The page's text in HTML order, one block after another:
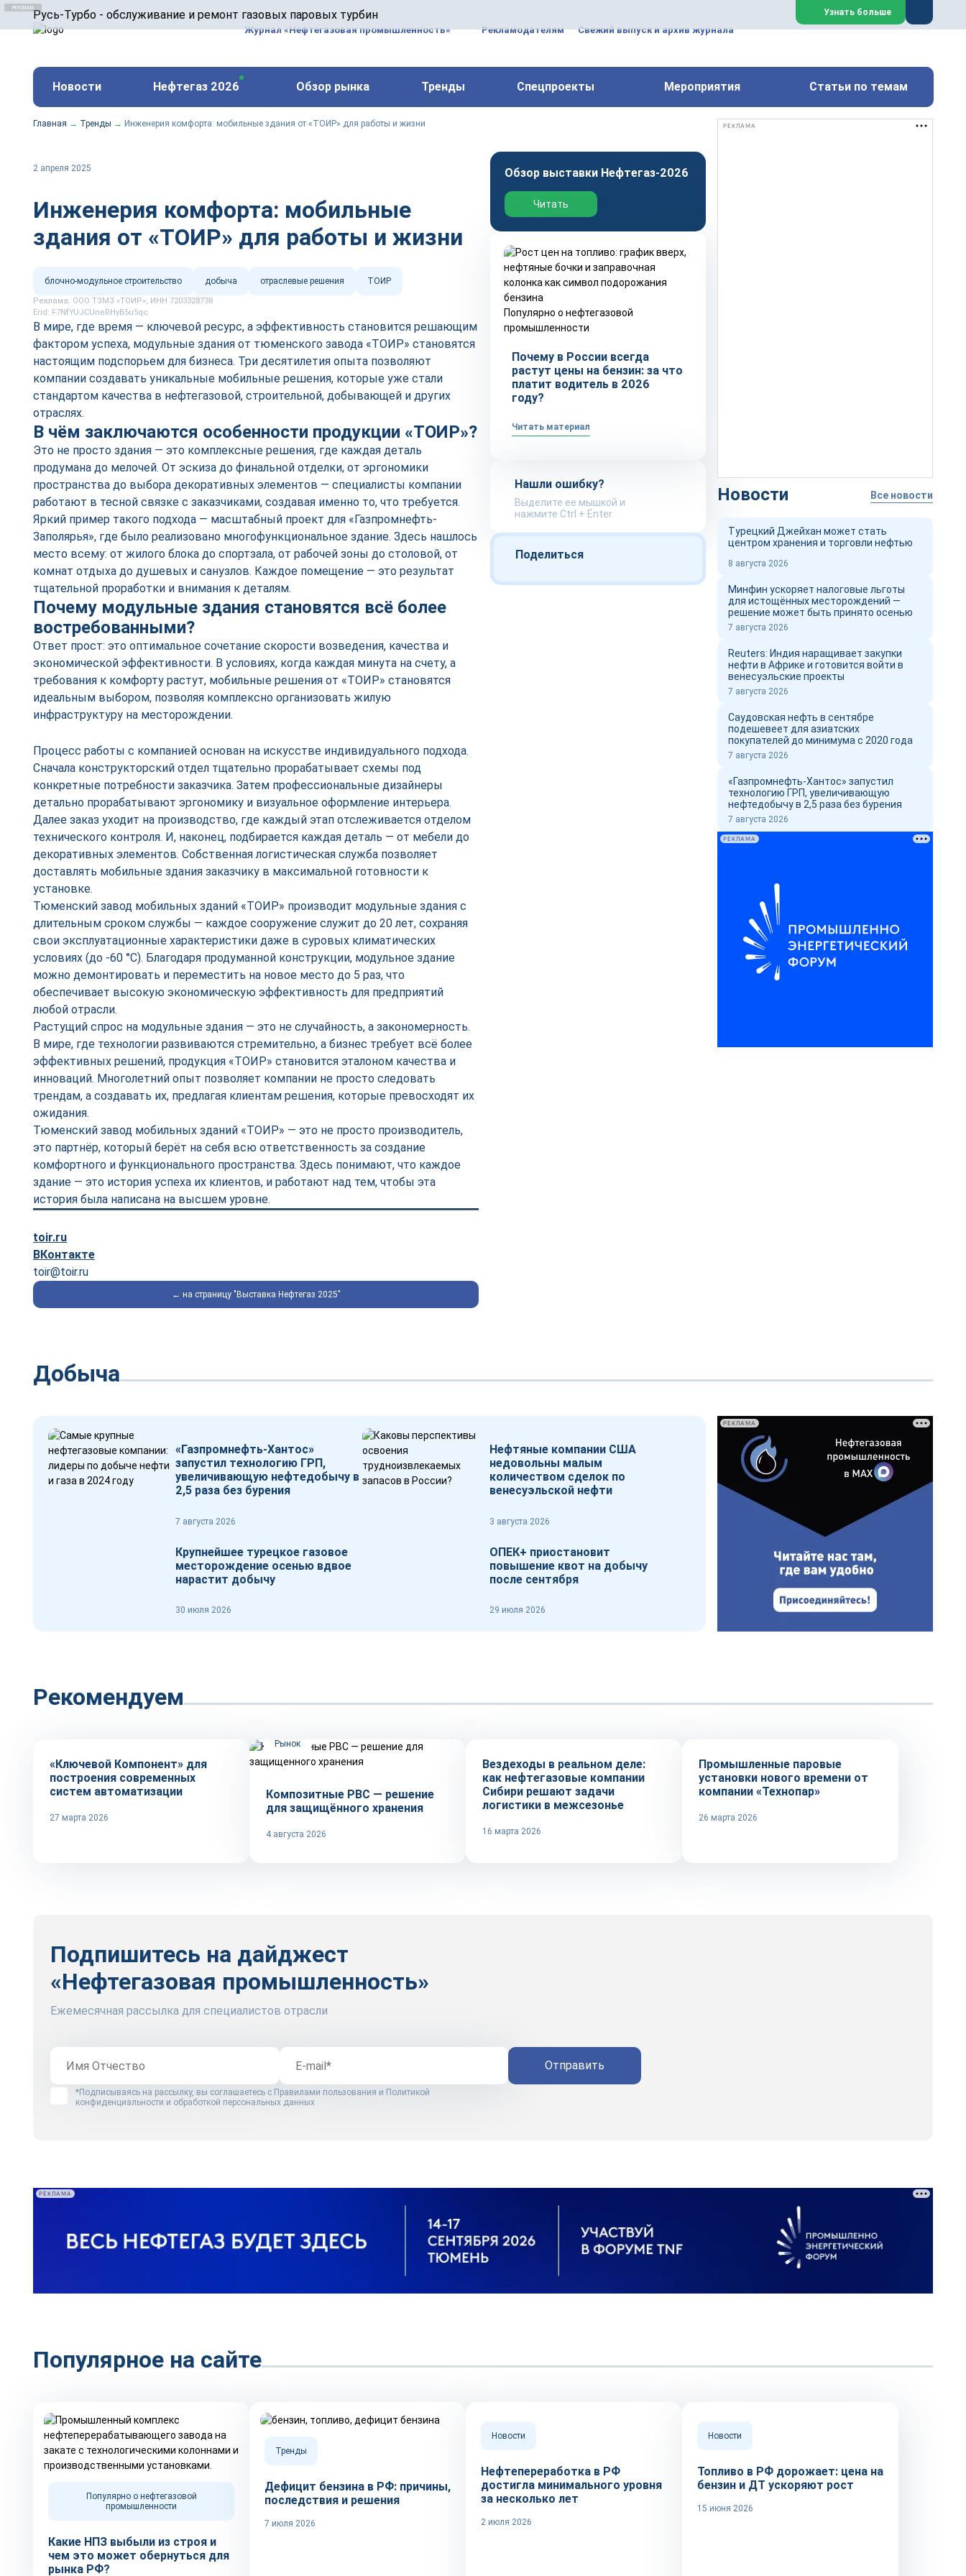
Русь-Турбо - обслуживание и ремонт газовых паровых турбин
ООО «Русь-Турбо» занимается сервисом газовых и паровых турбин, комплексным ремонтом, восстановлением, техническим обслуживанием
оборудования ТЭС, зарубежных поршневых машин и компрессоров, которые работают на нефтегазовых, нефтехимических, металлургических
и других предприятиях.
Реклама. ООО «Русь-Турбо», ИНН 7802588950
erid: F7NfYUJCUneVdwPs4znf
Закрыть
Узнать больше
Журнал «Нефтегазовая промышленность» Рекламодателям Свежий выпуск и архив журнала
Новости Нефтегаз 2026 Обзор рынка Тренды Спецпроекты Мероприятия Статьи по темам
Главная → Тренды → Инженерия комфорта: мобильные здания от «ТОИР» для работы и жизни
2 апреля 2025
Инженерия комфорта: мобильные
здания от «ТОИР» для работы и жизни
блочно-модульное строительство добыча отраслевые решения ТОИР
Реклама. ООО ТЗМЗ «ТОИР», ИНН 7203328738
Erid: F7NfYUJCUneRHyB5u5qc
В мире, где время — ключевой ресурс, а эффективность становится решающим
фактором успеха, модульные здания от тюменского завода «ТОИР» становятся
настоящим подспорьем для бизнеса. Три десятилетия опыта позволяют
компании создавать уникальные мобильные решения, которые уже стали
стандартом качества в нефтегазовой, строительной, добывающей и других
отраслях.
В чём заключаются особенности продукции «ТОИР»?
Это не просто здания — это комплексные решения, где каждая деталь
продумана до мелочей. От эскиза до финальной отделки, от эргономики
пространства до выбора декоративных элементов — специалисты компании
работают в тесной связке с заказчиками, создавая именно то, что требуется.
Яркий пример такого подхода — масштабный проект для «Газпромнефть-
Заполярья», где было реализовано многофункциональное здание. Здесь нашлось
место всему: от жилого блока до спортзала, от рабочей зоны до столовой, от
комнат отдыха до душевых и санузлов. Каждое помещение — это результат
тщательной проработки и внимания к деталям.
Почему модульные здания становятся всё более
востребованными?
Ответ прост: это оптимальное сочетание скорости возведения, качества и
экономической эффективности. В условиях, когда каждая минута на счету, а
требования к комфорту растут, мобильные решения от «ТОИР» становятся
идеальным выбором, позволяя комплексно организовать жилую
инфраструктуру на месторождении.
Процесс работы с компанией основан на искусстве индивидуального подхода.
Сначала конструкторский отдел тщательно прорабатывает схемы под
конкретные потребности заказчика. Затем профессиональные дизайнеры
детально прорабатывают эргономику и визуальное оформление интерьера.
Далее заказ уходит на производство, где каждый этап отслеживается отделом
технического контроля. И, наконец, подбирается каждая деталь — от мебели до
декоративных элементов. Собственная логистическая служба позволяет
доставлять мобильные здания заказчику в максимальной готовности к
установке.
Тюменский завод мобильных зданий «ТОИР» производит модульные здания с
длительным сроком службы — каждое сооружение служит до 20 лет, сохраняя
свои эксплуатационные характеристики даже в суровых климатических
условиях (до -60 °C). Благодаря продуманной конструкции, модульное здание
можно демонтировать и переместить на новое место до 5 раз, что
обеспечивает высокую экономическую эффективность для предприятий
любой отрасли.
Растущий спрос на модульные здания — это не случайность, а закономерность.
В мире, где технологии развиваются стремительно, а бизнес требует всё более
эффективных решений, продукция «ТОИР» становится эталоном качества и
инноваций. Многолетний опыт позволяет компании не просто следовать
трендам, а создавать их, предлагая клиентам решения, которые превосходят их
ожидания.
Тюменский завод мобильных зданий «ТОИР» — это не просто производитель,
это партнёр, который берёт на себя всю ответственность за создание
комфортного и функционального пространства. Здесь понимают, что каждое
здание — это история успеха их клиентов, и работают над тем, чтобы эта
история была написана на высшем уровне.
toir.ru
ВКонтакте
toir@toir.ru
← на страницу "Выставка Нефтегаз 2025"
Обзор выставки Нефтегаз-2026
Читать
Популярно о нефтегазовой
промышленности
Почему в России всегда
растут цены на бензин: за что
платит водитель в 2026
году?
Читать материал
Нашли ошибку?
Выделите ее мышкой и
нажмите Ctrl + Enter
Поделиться
РЕКЛАМА
Новости Все новости
Турецкий Джейхан может стать
центром хранения и торговли нефтью
8 августа 2026
Минфин ускоряет налоговые льготы
для истощённых месторождений —
решение может быть принято осенью
7 августа 2026
Reuters: Индия наращивает закупки
нефти в Африке и готовится войти в
венесуэльские проекты
7 августа 2026
Саудовская нефть в сентябре
подешевеет для азиатских
покупателей до минимума с 2020 года
7 августа 2026
«Газпромнефть-Хантос» запустил
технологию ГРП, увеличивающую
нефтедобычу в 2,5 раза без бурения
7 августа 2026
РЕКЛАМА
Добыча
«Газпромнефть-Хантос»
запустил технологию ГРП,
увеличивающую нефтедобычу в
2,5 раза без бурения
7 августа 2026
Нефтяные компании США
недовольны малым
количеством сделок по
венесуэльской нефти
3 августа 2026
Крупнейшее турецкое газовое
месторождение осенью вдвое
нарастит добычу
30 июля 2026
ОПЕК+ приостановит
повышение квот на добычу
после сентября
29 июля 2026
РЕКЛАМА
Рекомендуем
«Ключевой Компонент» для
построения современных
систем автоматизации
27 марта 2026
Рынок
Композитные РВС — решение
для защищённого хранения
4 августа 2026
Вездеходы в реальном деле:
как нефтегазовые компании
Сибири решают задачи
логистики в межсезонье
16 марта 2026
Промышленные паровые
установки нового времени от
компании «Технопар»
26 марта 2026
Подпишитесь на дайджест
«Нефтегазовая промышленность»
Ежемесячная рассылка для специалистов отрасли
*Подписываясь на рассылку, вы соглашаетесь с Правилами пользования и Политикой
конфиденциальности и обработкой персональных данных
Отправить
РЕКЛАМА
Популярное на сайте
Популярно о нефтегазовой
промышленности
Какие НПЗ выбыли из строя и
чем это может обернуться для
рынка РФ?
Тренды
Дефицит бензина в РФ: причины,
последствия и решения
7 июля 2026
Новости
Нефтепереработка в РФ
достигла минимального уровня
за несколько лет
2 июля 2026
Новости
Топливо в РФ дорожает: цена на
бензин и ДТ ускоряют рост
15 июня 2026